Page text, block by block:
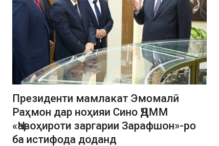
Президенти мамлакат Эмомалӣ
Раҳмон дар ноҳияи Сино ҶДММ
«Ҷавоҳироти заргарии Зарафшон»-ро
ба истифода доданд